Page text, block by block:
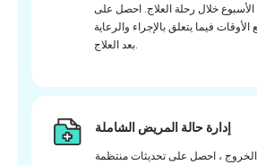
الأسبوع خلال رحلة العلاج. احصل على
فيما يتعلق بالإجراء والرعاية
بعد العلاج.
إدارة حالة المريض الشاملة
، احصل على تحديثات منتظمة